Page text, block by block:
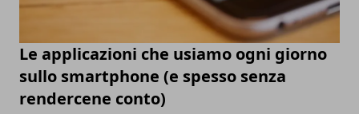
Le applicazioni che usiamo ogni giorno
sullo smartphone (e spesso senza
rendercene conto)